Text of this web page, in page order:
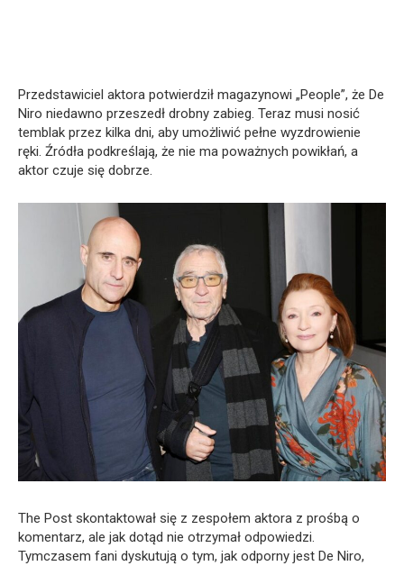
Przedstawiciel aktora potwierdził magazynowi „People”, że De
Niro niedawno przeszedł drobny zabieg. Teraz musi nosić
temblak przez kilka dni, aby umożliwić pełne wyzdrowienie
ręki. Źródła podkreślają, że nie ma poważnych powikłań, a
aktor czuje się dobrze.
The Post skontaktował się z zespołem aktora z prośbą o
komentarz, ale jak dotąd nie otrzymał odpowiedzi.
Tymczasem fani dyskutują o tym, jak odporny jest De Niro,